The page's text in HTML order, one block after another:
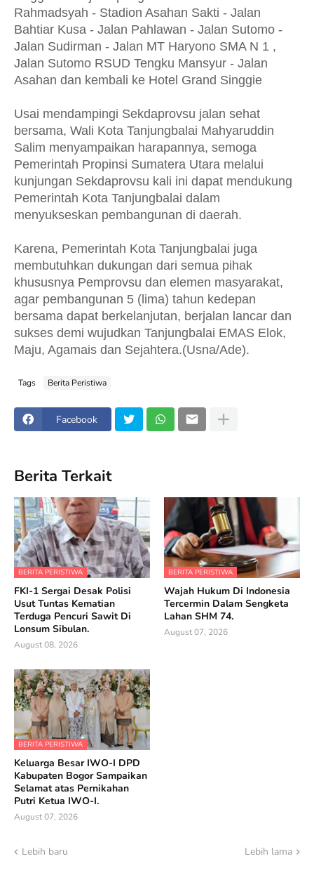
Rahmadsyah - Stadion Asahan Sakti - Jalan
Bahtiar Kusa - Jalan Pahlawan - Jalan Sutomo -
Jalan Sudirman - Jalan MT Haryono SMA N 1 ,
Jalan Sutomo RSUD Tengku Mansyur - Jalan
Asahan dan kembali ke Hotel Grand Singgie
Usai mendampingi Sekdaprovsu jalan sehat
bersama, Wali Kota Tanjungbalai Mahyaruddin
Salim menyampaikan harapannya, semoga
Pemerintah Propinsi Sumatera Utara melalui
kunjungan Sekdaprovsu kali ini dapat mendukung
Pemerintah Kota Tanjungbalai dalam
menyukseskan pembangunan di daerah.
Karena, Pemerintah Kota Tanjungbalai juga
membutuhkan dukungan dari semua pihak
khususnya Pemprovsu dan elemen masyarakat,
agar pembangunan 5 (lima) tahun kedepan
bersama dapat berkelanjutan, berjalan lancar dan
sukses demi wujudkan Tanjungbalai EMAS Elok,
Maju, Agamais dan Sejahtera.(Usna/Ade).
Tags Berita Peristiwa
Facebook
Berita Terkait
BERITA PERISTIWA
FKI-1 Sergai Desak Polisi
Usut Tuntas Kematian
Terduga Pencuri Sawit Di
Lonsum Sibulan.
August 08, 2026
BERITA PERISTIWA
Wajah Hukum Di Indonesia
Tercermin Dalam Sengketa
Lahan SHM 74.
August 07, 2026
BERITA PERISTIWA
Keluarga Besar IWO-I DPD
Kabupaten Bogor Sampaikan
Selamat atas Pernikahan
Putri Ketua IWO-I.
August 07, 2026
Lebih baru Lebih lama